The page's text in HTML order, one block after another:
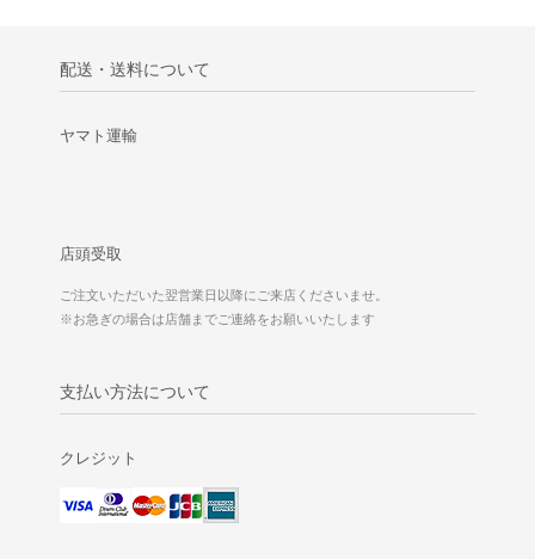
配送・送料について
ヤマト運輸
店頭受取
ご注文いただいた翌営業日以降にご来店くださいませ。
※お急ぎの場合は店舗までご連絡をお願いいたします
支払い方法について
クレジット